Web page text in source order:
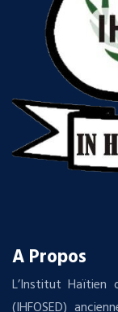
A Propos
L’Institut Haïtien